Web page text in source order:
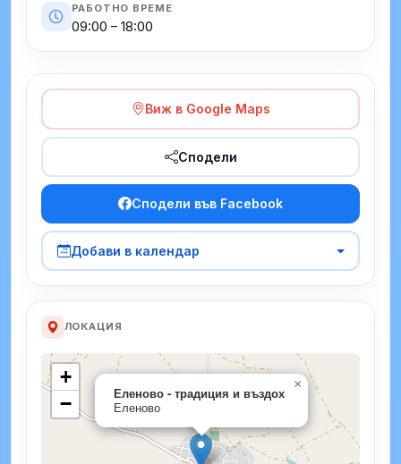
РАБОТНО ВРЕМЕ
09:00 – 18:00
Виж в Google Maps
Сподели
Сподели във Facebook
Добави в календар
ЛОКАЦИЯ
Еленово - традиция и въздох
Еленово
×
+
−